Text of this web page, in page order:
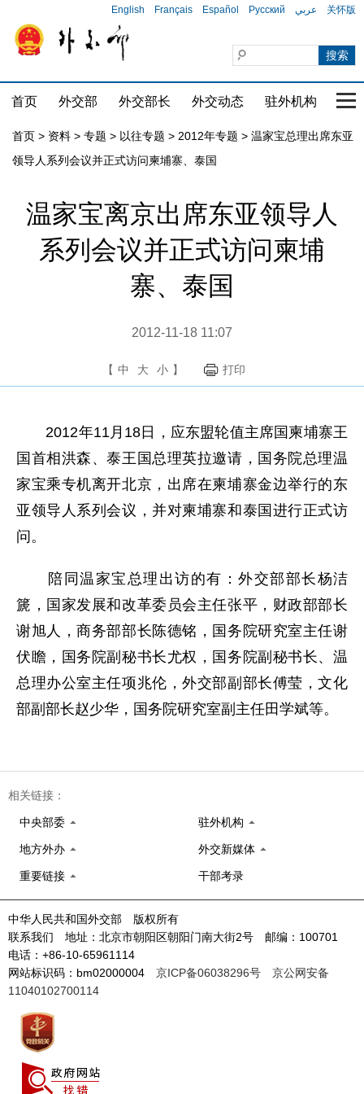
English Français Español Русский عربي 关怀版
首页 外交部 外交部长 外交动态 驻外机构 国
首页 > 资料 > 专题 > 以往专题 > 2012年专题 > 温家宝总理出席东亚
领导人系列会议并正式访问柬埔寨、泰国
温家宝离京出席东亚领导人
系列会议并正式访问柬埔
寨、泰国
2012-11-18 11:07
【 中 大 小 】 打印
2012年11月18日，应东盟轮值主席国柬埔寨王
国首相洪森、泰王国总理英拉邀请，国务院总理温
家宝乘专机离开北京，出席在柬埔寨金边举行的东
亚领导人系列会议，并对柬埔寨和泰国进行正式访
问。
陪同温家宝总理出访的有：外交部部长杨洁
篪，国家发展和改革委员会主任张平，财政部部长
谢旭人，商务部部长陈德铭，国务院研究室主任谢
伏瞻，国务院副秘书长尤权，国务院副秘书长、温
总理办公室主任项兆伦，外交部副部长傅莹，文化
部副部长赵少华，国务院研究室副主任田学斌等。
相关链接：
中央部委 驻外机构
地方外办 外交新媒体
重要链接 干部考录
中华人民共和国外交部 版权所有
联系我们 地址：北京市朝阳区朝阳门南大街2号 邮编：100701
电话：+86-10-65961114
网站标识码：bm02000004 京ICP备06038296号
京公网安备
11040102700114